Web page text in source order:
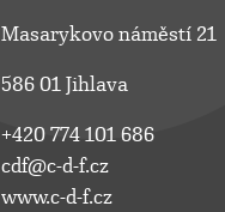
Masarykovo náměstí 21
586 01 Jihlava
+420 774 101 686
cdf@c-d-f.cz
www.c-d-f.cz